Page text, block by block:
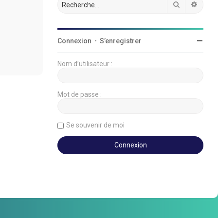
Rechercher
Connexion • S’enregistrer
Nom d’utilisateur :
Mot de passe :
Se souvenir de moi